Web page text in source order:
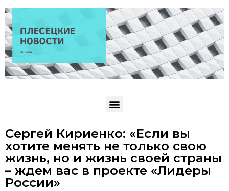
Сергей Кириенко: «Если вы
хотите менять не только свою
жизнь, но и жизнь своей страны
– ждем вас в проекте «Лидеры
России»